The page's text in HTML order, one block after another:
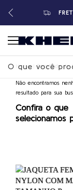
Home |Resultado de
Não encontramos
resultado para sua
Confira o que
selecionamos